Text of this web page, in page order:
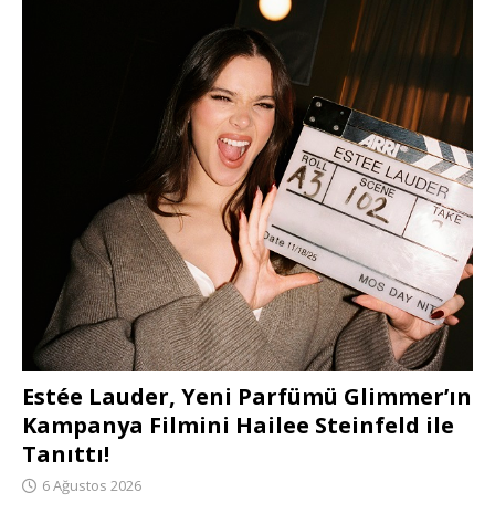
Estée Lauder, Yeni Parfümü Glimmer’ın
Kampanya Filmini Hailee Steinfeld ile
Tanıttı!
6 Ağustos 2026